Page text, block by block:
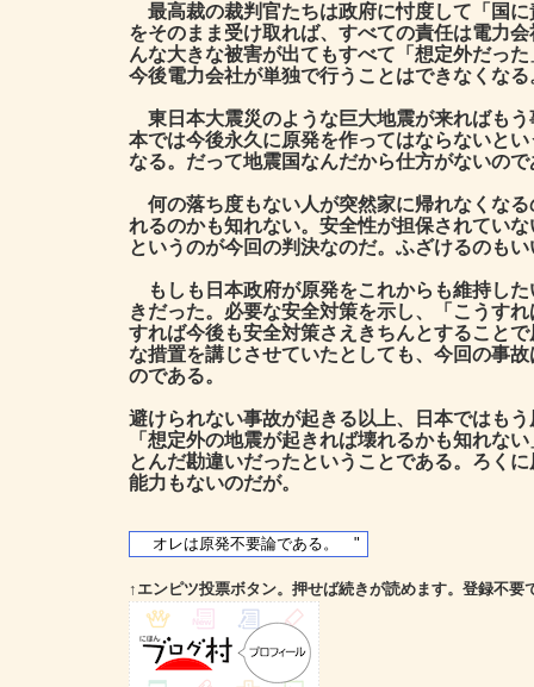
最高裁の裁判官たちは政府に忖度して「国
をそのまま受け取れば、すべての責任は電力
んな大きな被害が出てもすべて「想定外だっ
今後電力会社が単独で行うことはできなくなる
東日本大震災のような巨大地震が来ればも
本では今後永久に原発を作ってはならないと
なる。だって地震国なんだから仕方がないので
何の落ち度もない人が突然家に帰れなくな
れるのかも知れない。安全性が担保されてい
というのが今回の判決なのだ。ふざけるのも
もしも日本政府が原発をこれからも維持し
きだった。必要な安全対策を示し、「こうす
すれば今後も安全対策さえきちんとすること
な措置を講じさせていたとしても、今回の事
のである。
避けられない事故が起きる以上、日本ではも
「想定外の地震が起きれば壊れるかも知れな
とんだ勘違いだったということである。ろく
能力もないのだが。
↑エンピツ投票ボタン。押せば続きが読めます。登録不要